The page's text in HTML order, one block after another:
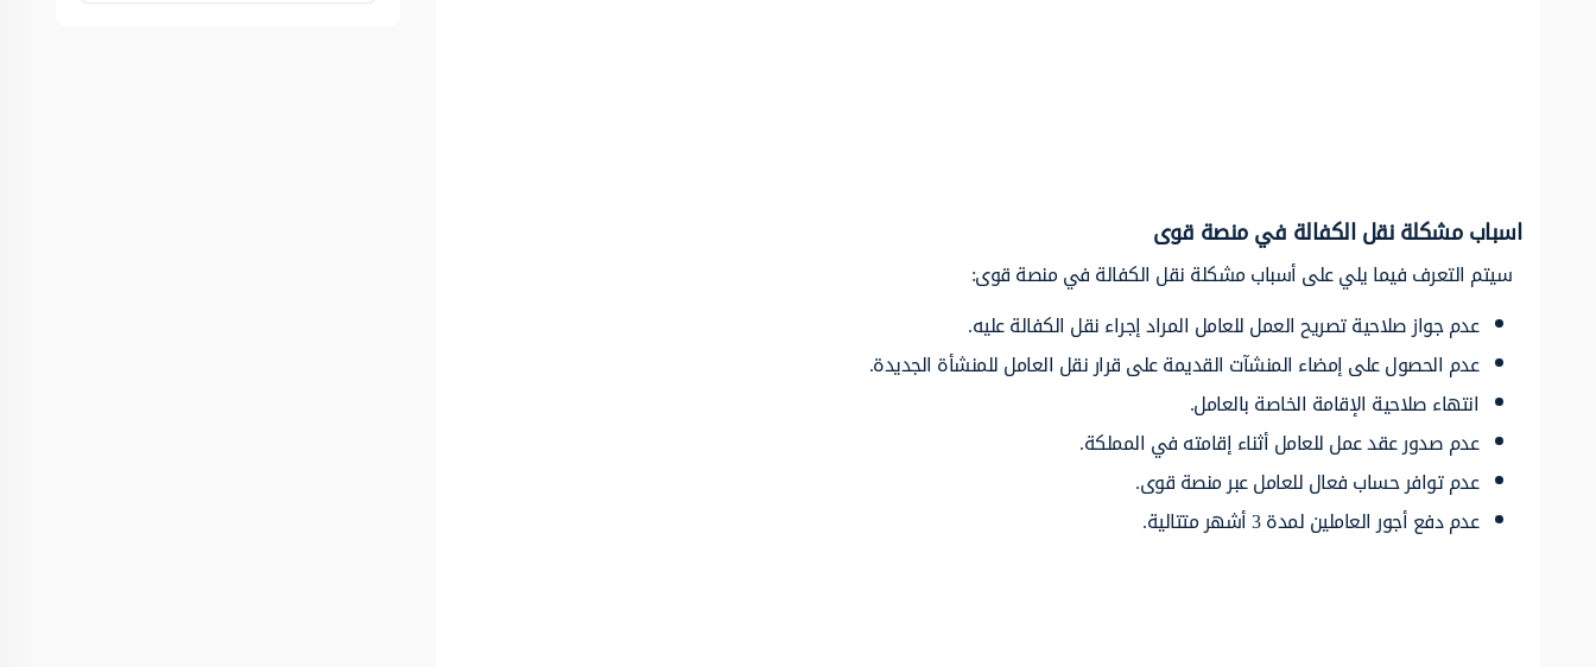
اسباب مشكلة نقل الكفالة في منصة قوى
سيتم التعرف فيما يلي على أسباب مشكلة نقل الكفالة في منصة قوى:
عدم جواز صلاحية تصريح العمل للعامل المراد إجراء نقل الكفالة عليه.
عدم الحصول على إمضاء المنشآت القديمة على قرار نقل العامل للمنشأة الجديدة.
انتهاء صلاحية الإقامة الخاصة بالعامل.
عدم صدور عقد عمل للعامل أثناء إقامته في المملكة.
عدم توافر حساب فعال للعامل عبر منصة قوى.
عدم دفع أجور العاملين لمدة 3 أشهر متتالية.